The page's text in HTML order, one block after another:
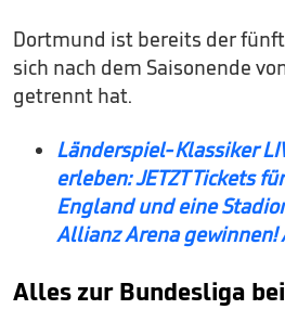
Dortmund ist bereits der
sich nach dem Saisonende
getrennt hat.
Länderspiel-Klassiker
erleben: JETZT Tickets
England und eine
Allianz Arena gewinnen!
Alles zur Bundesliga bei